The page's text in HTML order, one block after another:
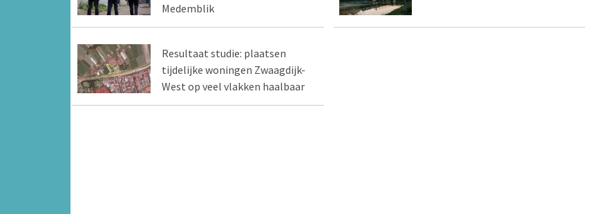
Medemblik
Resultaat studie: plaatsen
tijdelijke woningen Zwaagdijk-
West op veel vlakken haalbaar